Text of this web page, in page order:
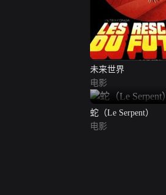
未来世界
电影
蛇（Le Serpent）
电影